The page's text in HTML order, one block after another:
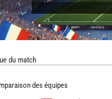
du match
des équipes